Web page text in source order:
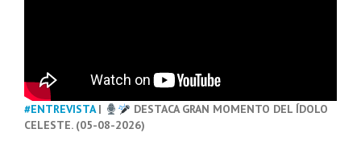
#ENTREVISTA|
DESTACA GRAN MOMENTO DEL ÍDOLO
CELESTE. (05-08-2026)